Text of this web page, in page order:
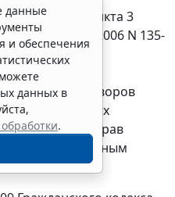
толкования
пункта 3
от 26.07.2006 N 135-
обязательное
договоров
иных
переход прав
муниципальным
данные
и обеспечения
данных в
.